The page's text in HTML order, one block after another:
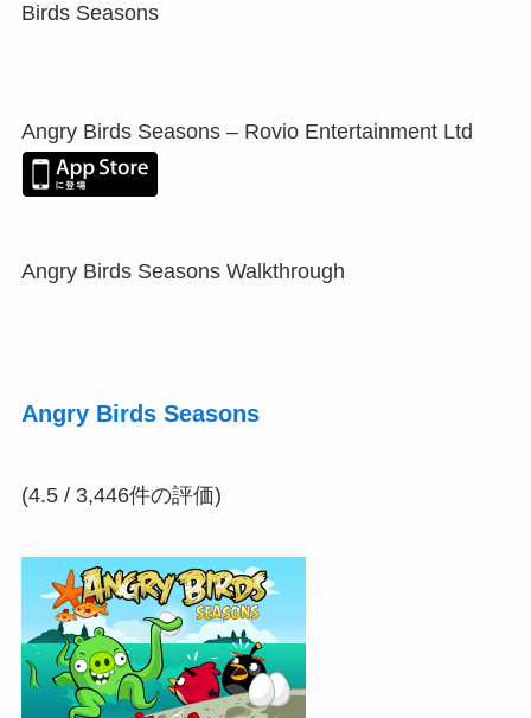
Birds Seasons
Angry Birds Seasons – Rovio Entertainment Ltd
Angry Birds Seasons Walkthrough
Angry Birds Seasons
(4.5 / 3,446件の評価)